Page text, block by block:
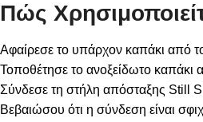
Πώς
Αφαίρεσε το υπάρχον καπάκι από
Τοποθέτησε το ανοξείδωτο καπάκι
Σύνδεσε τη στήλη απόσταξης Still
Βεβαιώσου ότι η σύνδεση είναι